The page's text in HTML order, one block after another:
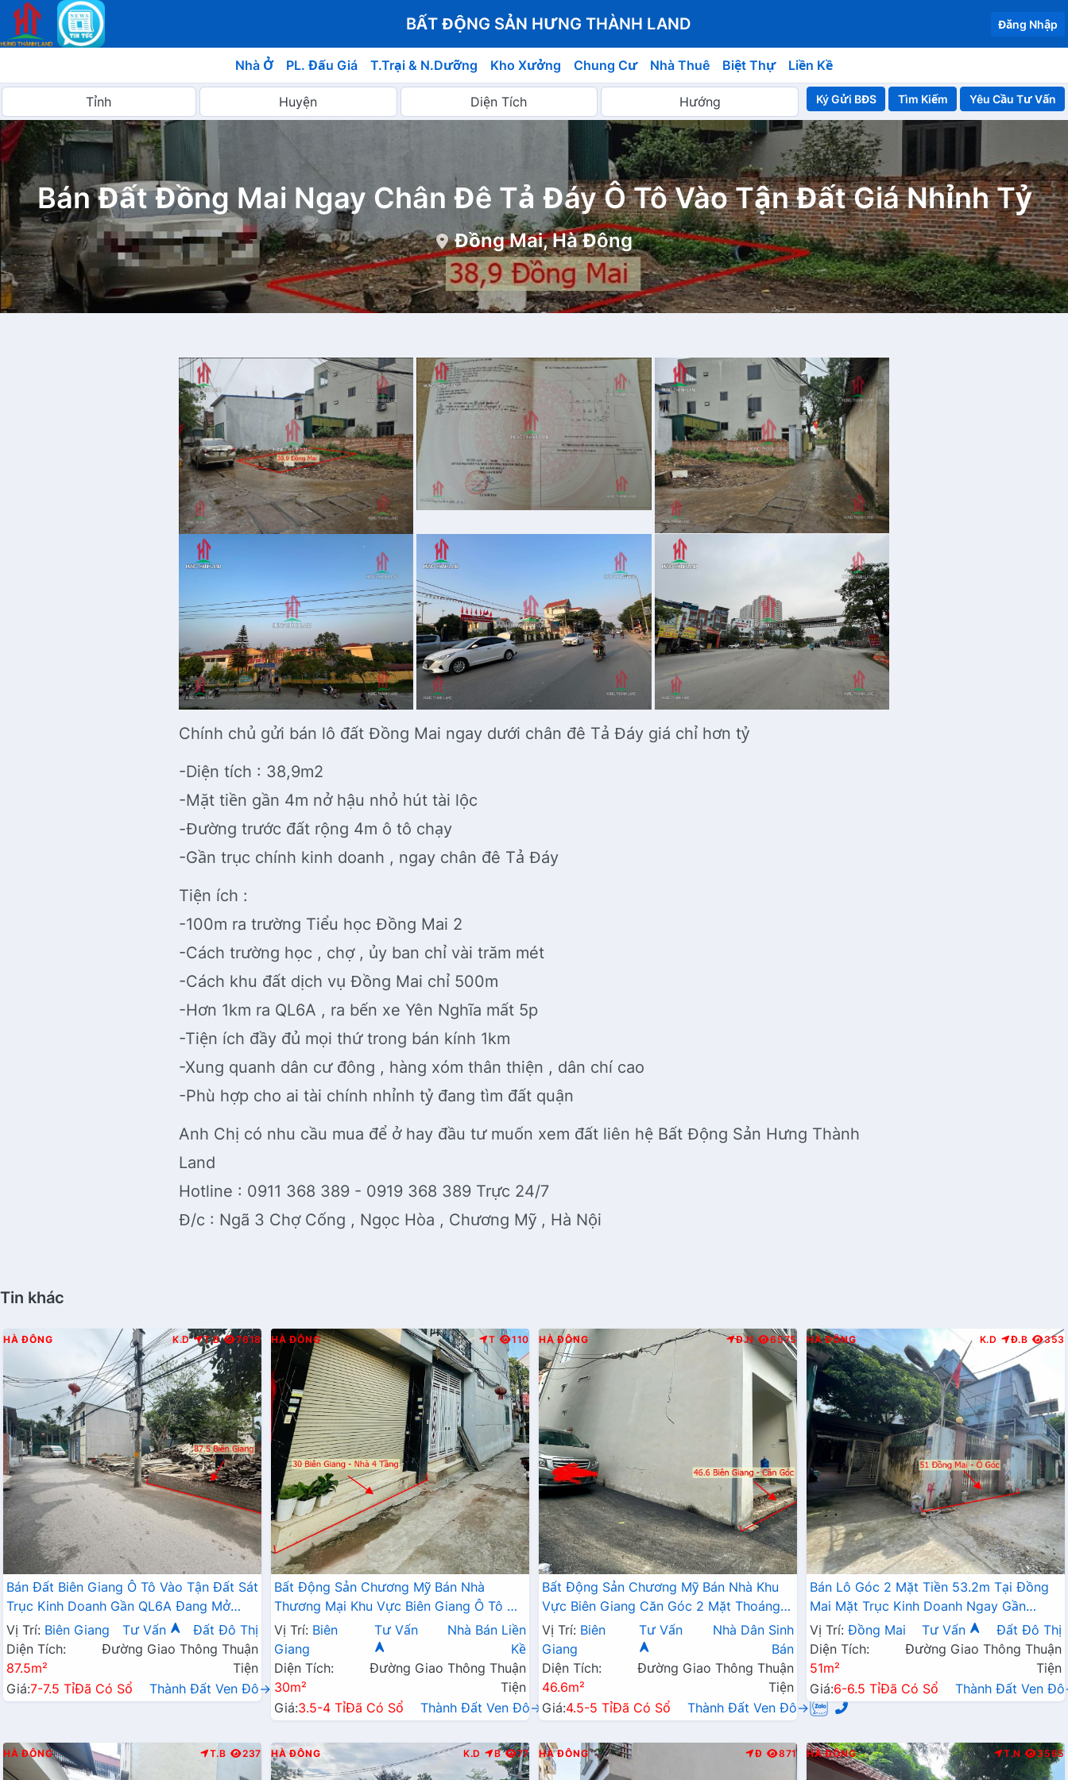
BẤT ĐỘNG SẢN HƯNG THÀNH LAND Đăng Nhập
Nhà Ở PL. Đấu Giá T.Trại & N.Dưỡng Kho Xưởng Chung Cư Nhà Thuê Biệt Thự Liền Kề
Ký Gửi BĐS Yêu Cầu Tư Vấn
Bán Đất Đồng Mai Ngay Chân Đê Tả Đáy Ô Tô Vào Tận Đất Giá Nhỉnh Tỷ
Đồng Mai, Hà Đông
Chính chủ gửi bán lô đất Đồng Mai ngay dưới chân đê Tả Đáy giá chỉ hơn tỷ
-Diện tích : 38,9m2
-Mặt tiền gần 4m nở hậu nhỏ hút tài lộc
-Đường trước đất rộng 4m ô tô chạy
-Gần trục chính kinh doanh , ngay chân đê Tả Đáy
Tiện ích :
-100m ra trường Tiểu học Đồng Mai 2
-Cách trường học , chợ , ủy ban chỉ vài trăm mét
-Cách khu đất dịch vụ Đồng Mai chỉ 500m
-Hơn 1km ra QL6A , ra bến xe Yên Nghĩa mất 5p
-Tiện ích đầy đủ mọi thứ trong bán kính 1km
-Xung quanh dân cư đông , hàng xóm thân thiện , dân chí cao
-Phù hợp cho ai tài chính nhỉnh tỷ đang tìm đất quận
Anh Chị có nhu cầu mua để ở hay đầu tư muốn xem đất liên hệ Bất Động Sản Hưng Thành
Land
Hotline : 0911 368 389 - 0919 368 389 Trực 24/7
Đ/c : Ngã 3 Chợ Cống , Ngọc Hòa , Chương Mỹ , Hà Nội
Tin khác
HÀ ĐÔNG K.D T.B 7618
Bán Đất Biên Giang Ô Tô Vào Tận Đất Sát
Trục Kinh Doanh Gần QL6A Đang Mở
Rộng
Vị Trí: Biên Giang Tư Vấn
Đất Đô Thị
Diện Tích:
87.5m²
Đường Giao Thông Thuận
Tiện
Giá:7-7.5 TỉĐã Có Sổ Thành Đất Ven Đô→
HÀ ĐÔNG T 110
Bất Động Sản Chương Mỹ Bán Nhà
Thương Mại Khu Vực Biên Giang Ô Tô Đỗ
Tận Cửa Gần Trục Chính Kinh Doanh
Vị Trí: Biên
Giang
Tư Vấn
Nhà Bán Liền
Kề
Diện Tích:
30m²
Đường Giao Thông Thuận
Tiện
Giá:3.5-4 TỉĐã Có Sổ Thành Đất Ven Đô→
HÀ ĐÔNG Đ.N 6575
Bất Động Sản Chương Mỹ Bán Nhà Khu
Vực Biên Giang Căn Góc 2 Mặt Thoáng Ô
Tô Đỗ Tận Cửa Gần Trục Chính Kinh
Doanh
Vị Trí: Biên
Giang
Tư Vấn
Nhà Dân Sinh
Bán
Diện Tích:
46.6m²
Đường Giao Thông Thuận
Tiện
Giá:4.5-5 TỉĐã Có Sổ Thành Đất Ven Đô→
HÀ ĐÔNG K.D Đ.B 353
Bán Lô Góc 2 Mặt Tiền 53.2m Tại Đồng
Mai Mặt Trục Kinh Doanh Ngay Gần
QL6A Đang Triển Khai Mở Rộng
Vị Trí: Đồng Mai Tư Vấn
Đất Đô Thị
Diện Tích:
51m²
Đường Giao Thông Thuận
Tiện
Giá:6-6.5 TỉĐã Có Sổ Thành Đất Ven
HÀ ĐÔNG T.B 237 HÀ ĐÔNG K.D B 77 HÀ ĐÔNG Đ 871 HÀ ĐÔNG T.N 3565